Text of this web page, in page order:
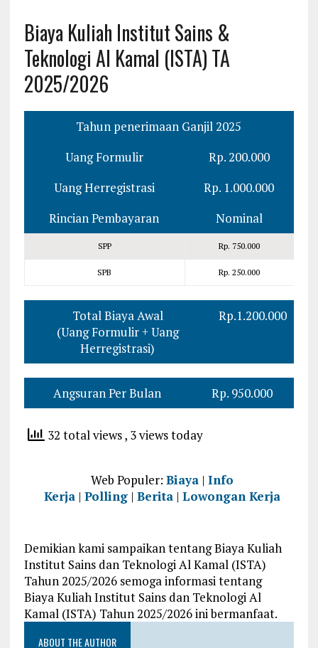
Biaya Kuliah Institut Sains &
Teknologi Al Kamal (ISTA) TA
2025/2026
Tahun penerimaan Ganjil 2025
Uang Formulir
Rp. 200.000
Uang Herregistrasi
Rp. 1.000.000
Rincian Pembayaran
Nominal
SPP Rp. 750.000
SPB Rp. 250.000
Total Biaya Awal
(Uang Formulir + Uang
Herregistrasi)
Rp.1.200.000
Angsuran Per Bulan Rp. 950.000
32 total views, 3 views today
Web Populer:Biaya |Info
Kerja |Polling |Berita |Lowongan Kerja
Demikian kami sampaikan tentang Biaya Kuliah
Institut Sains dan Teknologi Al Kamal (ISTA)
Tahun 2025/2026 semoga informasi tentang
Biaya Kuliah Institut Sains dan Teknologi Al
Kamal (ISTA) Tahun 2025/2026 ini bermanfaat.
ABOUT THE AUTHOR